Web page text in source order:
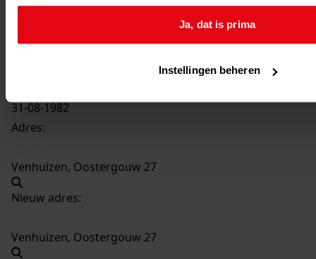
Ja, dat is prima
Instellingen beheren
Datering:
Beschrijving:
Gedeeltelijk vernieuwen woning
31-08-1982
Adres:
Venhuizen, Oostergouw 27
Nieuw adres:
Venhuizen, Oostergouw 27